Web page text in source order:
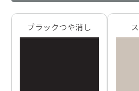
ブラックつや消し